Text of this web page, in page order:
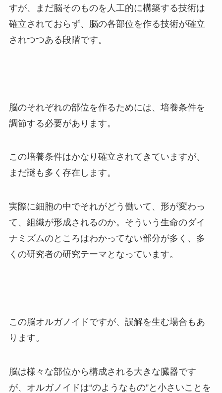
すが、まだ脳そのものを人工的に構築する技術は
確立されておらず、脳の各部位を作る技術が確立
されつつある段階です。
脳のそれぞれの部位を作るためには、培養条件を
調節する必要があります。
この培養条件はかなり確立されてきていますが、
まだ謎も多く存在します。
実際に細胞の中でそれがどう働いて、形が変わっ
て、組織が形成されるのか。そういう生命のダイ
ナミズムのところはわかってない部分が多く、多
くの研究者の研究テーマとなっています。
この脳オルガノイドですが、誤解を生む場合もあ
ります。
脳は様々な部位から構成される大きな臓器です
が、オルガノイドは“のようなもの”と小さいことを